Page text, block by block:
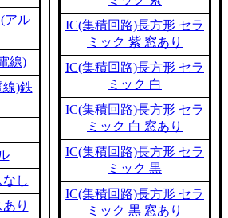
アル
線)
)鉄
し
り
IC(集積回路)長方形 セラ
ミック 紫 窓あり
IC(集積回路)長方形 セラ
ミック 白
IC(集積回路)長方形 セラ
ミック 白 窓あり
IC(集積回路)長方形 セラ
ミック 黒
IC(集積回路)長方形 セラ
ミック 黒 窓あり